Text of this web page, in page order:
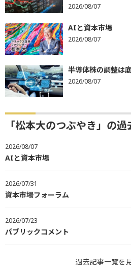
2026/08/07
AIと資本市場
2026/08/07
半導体株の調整は
2026/08/07
「松本大のつぶやき」の
2026/08/07
AIと資本市場
2026/07/31
資本市場フォーラム
2026/07/23
パブリックコメント
過去記事一覧を